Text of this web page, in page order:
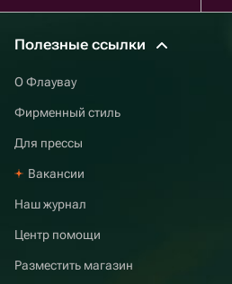
Полезные ссылки
О Флаувау
Фирменный стиль
Для прессы
Вакансии
Наш журнал
Центр помощи
Разместить магазин